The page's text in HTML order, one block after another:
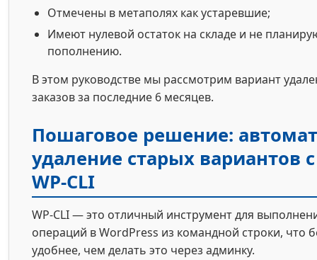
Отмечены в метаполях как устаревшие;
Имеют нулевой остаток на складе и не
пополнению.
В этом руководстве мы рассмотрим вариант
заказов за последние 6 месяцев.
Пошаговое решение:
удаление старых
WP-CLI
WP-CLI — это отличный инструмент для
операций в WordPress из командной строки, что
удобнее, чем делать это через админку.